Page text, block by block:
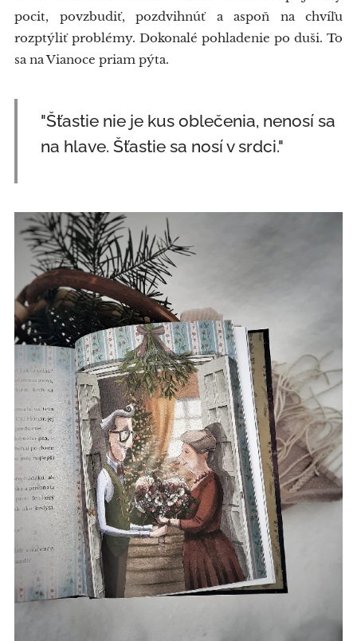
pocit, povzbudiť, pozdvihnúť a aspoň na chvíľu
rozptýliť problémy. Dokonalé pohladenie po duši. To
sa na Vianoce priam pýta.
"Šťastie nie je kus oblečenia, nenosí sa
na hlave. Šťastie sa nosí v srdci."